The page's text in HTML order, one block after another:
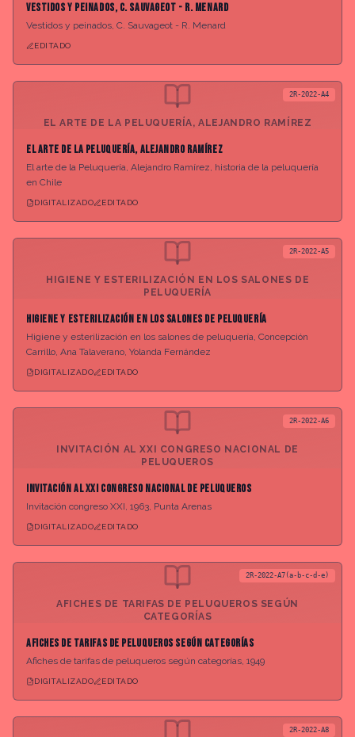
Vestidos y peinados, C. Sauvageot - R. Menard
Vestidos y peinados, C. Sauvageot - R. Menard
EDITADO
EL ARTE DE LA PELUQUERÍA, ALEJANDRO RAMÍREZ
2R-2022-A4
El arte de la Peluquería, Alejandro Ramírez
El arte de la Peluquería, Alejandro Ramírez, historia de la peluquería
en Chile
DIGITALIZADO EDITADO
HIGIENE Y ESTERILIZACIÓN EN LOS SALONES DE
PELUQUERÍA
2R-2022-A5
Higiene y esterilización en los salones de peluquería
Higiene y esterilización en los salones de peluquería, Concepción
Carrillo, Ana Talaverano, Yolanda Fernández
DIGITALIZADO EDITADO
INVITACIÓN AL XXI CONGRESO NACIONAL DE
PELUQUEROS
2R-2022-A6
Invitación al XXI congreso nacional de peluqueros
Invitación congreso XXI, 1963, Punta Arenas
DIGITALIZADO EDITADO
AFICHES DE TARIFAS DE PELUQUEROS SEGÚN
CATEGORÍAS
2R-2022-A7(a-b-c-d-e)
Afiches de tarifas de peluqueros según categorías
Afiches de tarifas de peluqueros según categorías, 1949
DIGITALIZADO EDITADO
2R-2022-A8